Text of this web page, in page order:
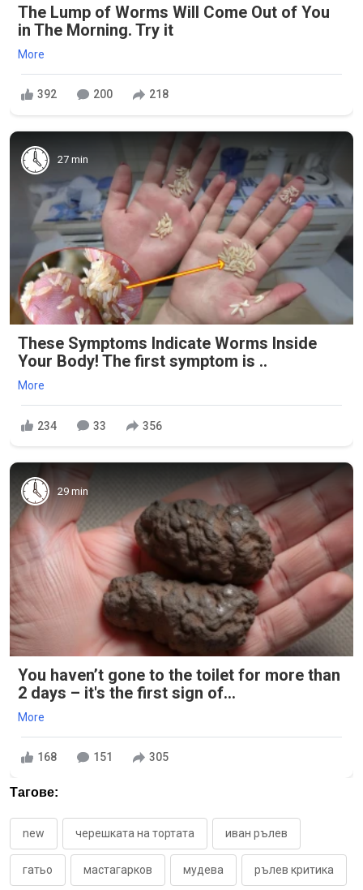
The Lump of Worms Will Come Out of You
in The Morning. Try it
More
392 200 218
27 min
These Symptoms Indicate Worms Inside
Your Body! The first symptom is ..
More
234 33 356
29 min
You haven’t gone to the toilet for more than
2 days – it's the first sign of...
More
168 151 305
Тагове:
new черешката на тортата иван рълев
гатьо мастагарков мудева рълев критика